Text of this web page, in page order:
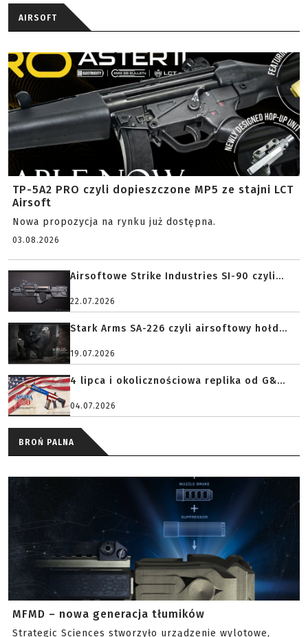
AIRSOFT
TP-5A2 PRO czyli dopieszczone MP5 ze stajni LCT
Airsoft
Nowa propozycja na rynku już dostępna.
03.08.2026
Airsoftowe Strike Industries SI-90 czyli...
22.07.2026
Stark Arms SA-226 czyli airsoftowy hołd...
19.07.2026
4 lipca i okolicznościowa replika od G&...
04.07.2026
BROŃ PALNA
MFMD – nowa generacja tłumików
Strategic Sciences stworzyło urządzenie wylotowe,